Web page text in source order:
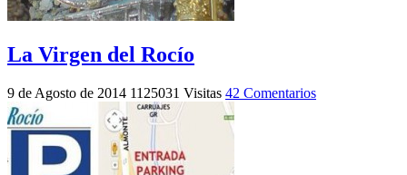
La Virgen del Rocío
9 de Agosto de 2014 1125031 Visitas 42 Comentarios